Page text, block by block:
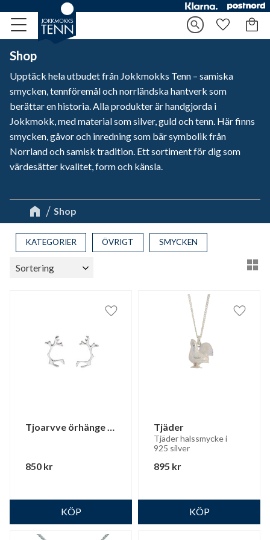
Meny search Favoriter
Shop
Shop
Upptäck hela utbudet från Jokkmokks Tenn – samiska
smycken, tennföremål och norrländska hantverk som
berättar en historia. Alla produkter är handgjorda i
Jokkmokk, med material som silver, guld och tenn. Här finns
smycken, gåvor och inredning som bär symbolik från
Norrland och samisk tradition. Ett sortiment för dig som
värdesätter kvalitet, form och känsla.
KATEGORIER ÖVRIGT SMYCKEN
Tjoarvve örhänge
850 kr
Lägg till i favoriter
Tjäder
Tjäder halssmycke i
925 silver
895 kr
Lägg